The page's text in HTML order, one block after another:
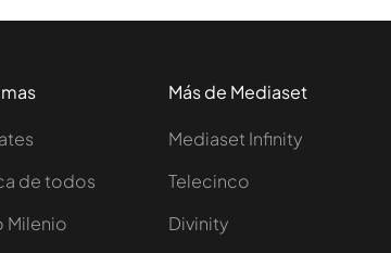
de todos
Milenio
Más de Mediaset
Mediaset Infinity
Telecinco
Divinity